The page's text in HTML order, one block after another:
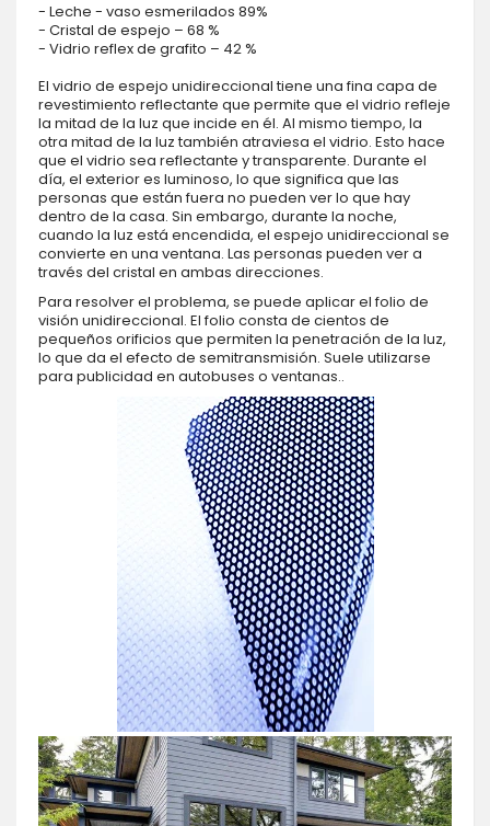
- Leche - vaso esmerilados 89%
- Cristal de espejo – 68 %
- Vidrio reflex de grafito – 42 %
El vidrio de espejo unidireccional tiene una fina capa de
revestimiento reflectante que permite que el vidrio refleje
la mitad de la luz que incide en él. Al mismo tiempo, la
otra mitad de la luz también atraviesa el vidrio. Esto hace
que el vidrio sea reflectante y transparente. Durante el
día, el exterior es luminoso, lo que significa que las
personas que están fuera no pueden ver lo que hay
dentro de la casa. Sin embargo, durante la noche,
cuando la luz está encendida, el espejo unidireccional se
convierte en una ventana. Las personas pueden ver a
través del cristal en ambas direcciones.
Para resolver el problema, se puede aplicar el folio de
visión unidireccional. El folio consta de cientos de
pequeños orificios que permiten la penetración de la luz,
lo que da el efecto de semitransmisión. Suele utilizarse
para publicidad en autobuses o ventanas..